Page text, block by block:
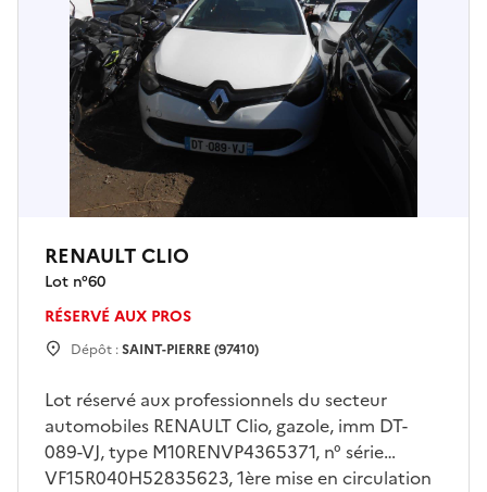
RENAULT CLIO
Lot n°60
RÉSERVÉ AUX PROS
Dépôt :SAINT-PIERRE (97410)
Lot réservé aux professionnels du secteur
automobiles RENAULT Clio, gazole, imm DT-
089-VJ, type M10RENVP4365371, n° série
VF15R040H52835623, 1ère mise en circulation